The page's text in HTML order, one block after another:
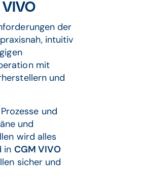
der
intuitiv
mit
und
und
und
wird alles
in CGM VIVO
sicher und